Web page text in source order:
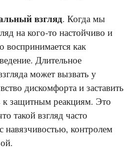
взгляд. Когда мы
на кого-то настойчиво и
воспринимается как
Длительное
может вызвать у
дискомфорта и заставить
к защитным реакциям. Это
такой взгляд часто
навязчивостью, контролем